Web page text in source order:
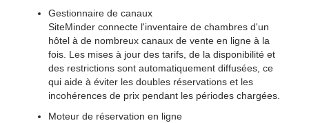
Gestionnaire de canaux
SiteMinder connecte l'inventaire de chambres d'un
hôtel à de nombreux canaux de vente en ligne à la
fois. Les mises à jour des tarifs, de la disponibilité et
des restrictions sont automatiquement diffusées, ce
qui aide à éviter les doubles réservations et les
incohérences de prix pendant les périodes chargées.
Moteur de réservation en ligne